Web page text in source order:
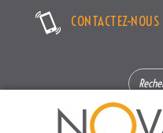
CONTACTEZ-NOUS
SEARCH
FOR: